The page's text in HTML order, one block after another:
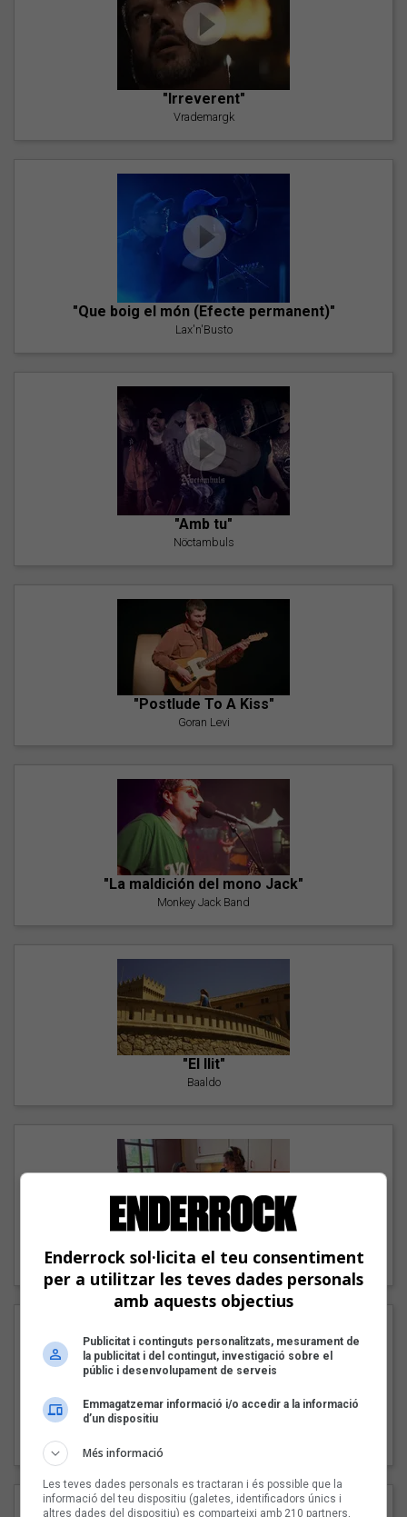
"Irreverent"
Vrademargk
"Que boig el món (Efecte permanent)"
Lax'n'Busto
"Amb tu"
Nöctambuls
"Postlude To A Kiss"
Goran Levi
"La maldición del mono Jack"
Monkey Jack Band
"El llit"
Baaldo
Carmen y María
Enderrock sol·licita el teu consentiment
per a utilitzar les teves dades personals
amb aquests objectius
Publicitat i continguts personalitzats, mesurament de
la publicitat i del contingut, investigació sobre el
públic i desenvolupament de serveis
Emmagatzemar informació i/o accedir a la informació
d’un dispositiu
Més informació
Les teves dades personals es tractaran i és possible que la
informació del teu dispositiu (galetes, identificadors únics i
altres dades del dispositiu) es comparteixi amb 210 partners,